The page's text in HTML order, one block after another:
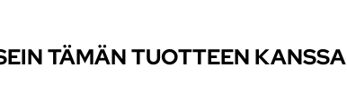
TÄMÄN TUOTTEEN KANSSA